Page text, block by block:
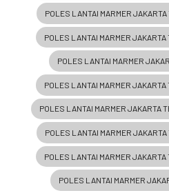
POLES LANTAI MARMER
POLES LANTAI MARMER
POLES LANTAI MARMER
POLES LANTAI MARMER
POLES LANTAI MARMER JAKARTA
POLES LANTAI MARMER
POLES LANTAI MARMER JAKARTA
POLES LANTAI MARMER